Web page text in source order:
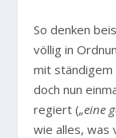
So denken
völlig in
mit ständigem
doch nun
regiert („eine
wie alles, was